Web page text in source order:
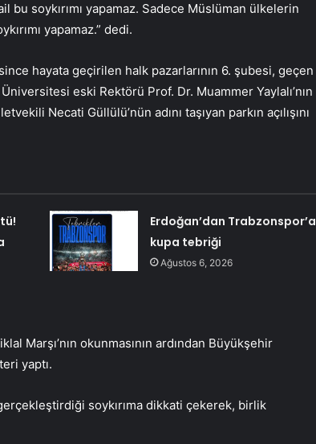
bu soykırımı yapamaz. Sadece Müslüman ülkelerin
yapamaz.” dedi.
hayata geçirilen halk pazarlarının 6. şubesi, geçen
eski Rektörü Prof. Dr. Muammer Yaylalı’nın
Necati Güllülü’nün adını taşıyan parkın açılışını
Erdoğan’dan Trabzonspor’a
kupa tebriği
Ağustos 6, 2026
Marşı’nın okunmasının ardından Büyükşehir
yaptı.
soykırıma dikkati çekerek, birlik